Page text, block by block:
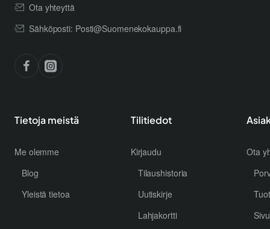
Ota yhteyttä
Sähköposti: Posti@Suomenekokauppa.fi
Tietoja meistä
Me olemme
Blog
Yleistä tietoa
Tilitiedot
Kirjaudu
Tilaushistoria
Uutiskirje
Lahjakortti
Ota